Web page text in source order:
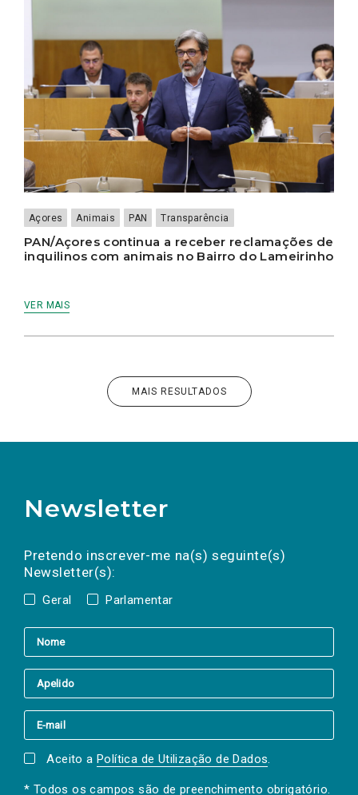
Açores Animais PAN Transparência
PAN/Açores continua a receber reclamações de
inquilinos com animais no Bairro do Lameirinho
VER MAIS
MAIS RESULTADOS
Newsletter
Pretendo inscrever-me na(s) seguinte(s)
Newsletter(s):
Geral Parlamentar
a(s) newsletter(s).
mail
Aceito a Política de Utilização de Dados.
* Todos os campos são de preenchimento obrigatório.